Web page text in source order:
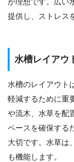
が理想です。広い
提供し、ストレス
水槽レイアウ
水槽のレイアウト
軽減するために重
や流木、水草を配
ペースを確保する
大切です。水草は
も機能します。